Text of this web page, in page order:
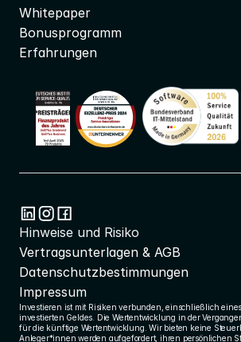
Whitepaper
Bonusprogramm
Erfahrungen
Hinweise und Risiko
Vertragsunterlagen & AGB
Datenschutzbestimmungen
Impressum
Investieren ist mit Risiken verbunden, einschließlich
investierten Geldes. Die Wertentwicklung in der
für die künftige Wertentwicklung. Wir bieten keine
Anleger*innen werden aufgefordert, ihren persönlichen